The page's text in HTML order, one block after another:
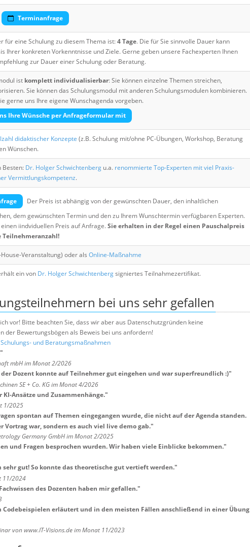
Terminanfrage
für eine Schulung zu diesem Thema ist:4 Tage. Die für Sie sinnvolle Dauer kann
Ihrer konkreten Vorkenntnisse und Ziele. Gerne geben unsere Fachexperten Ihnen
zur Dauer einer Schulung oder Beratung.
ist komplett individualisierbar: Sie können einzelne Themen streichen,
Sie können das Schulungsmodul mit anderen Schulungsmodulen kombinieren.
gerne uns Ihre eigene Wunschagenda vorgeben.
Ihre Wünsche per Anfrageformular mit
didaktischer Konzepte (z.B. Schulung mit/ohne PC-Übungen, Workshop, Beratung
Wünschen.
Besten: Dr. Holger Schwichtenberg u.a. renommierte Top-Experten mit viel Praxis-
Vermittlungskompetenz.
Der Preis ist abhängig von der gewünschten Dauer, den inhaltlichen
dem gewünschten Termin und den zu Ihrem Wunschtermin verfügbaren Experten.
iindviduellen Preis auf Anfrage.Sie erhalten in der Regel einen Pauschalpreis
Veranstaltung) oder als Online-Maßnahme
ein von Dr. Holger Schwichtenbergsigniertes Teilnahmezertifikat.
bei uns sehr gefallen
vor! Bitte beachten Sie, dass wir aber aus Datenschutzgründen keine
der Bewertungsbögen als Beweis bei uns anfordern!
und Beratungsmaßnahmen
"
mbH im Monat 2/2026
Dozent konnte auf Teilnehmer gut eingehen und war superfreundlich :)"
SE + Co. KG im Monat 4/2026
KI-Ansätze und Zusammenhänge."
1/2025
spontan auf Themen eingegangen wurde, die nicht auf der Agenda standen.
war, sondern es auch viel live demo gab."
Germany GmbH im Monat 2/2025
und Fragen besprochen wurden. Wir haben viele Einblicke bekommen."
gut! So konnte das theoretische gut vertieft werden."
11/2024
des Dozenten haben mir gefallen."
Codebeispielen erläutert und in den meisten Fällen anschließend in einer Übung
von www.IT-Visions.de im Monat 11/2023